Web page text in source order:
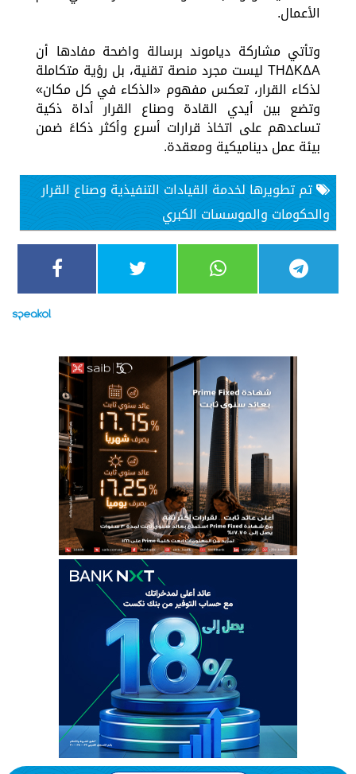
الأعمال.
وتأتي مشاركة دياموند برسالة واضحة مفادها أن
THΔKΔA ليست مجرد منصة تقنية، بل رؤية متكاملة
لذكاء القرار، تعكس مفهوم «الذكاء في كل مكان»
وتضع بين أيدي القادة وصناع القرار أداة ذكية
تساعدهم على اتخاذ قرارات أسرع وأكثر ذكاءً ضمن
بيئة عمل ديناميكية ومعقدة.
تم تطويرها لخدمة القيادات التنفيذية وصناع القرار
والحكومات والموسسات الكبري